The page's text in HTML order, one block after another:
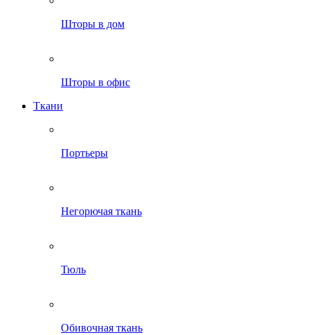
Шторы в дом
Шторы в офис
Ткани
Портьеры
Негорючая ткань
Тюль
Обивочная ткань